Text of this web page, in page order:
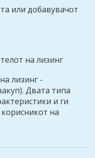
или добавувачот
на лизинг
лизинг -
Двата типа
и ги
на